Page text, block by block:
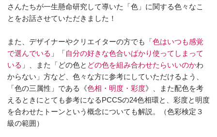
さんたちが一生懸命研究して導いた「色」に関する色々なこ
とをお話させていただきました！
また、デザイナーやクリエイターの方でも「色はいつも感覚
で選んでいる 」「自分の好きな色合いばかり使ってしまって
いる 」、また「どの色と どの色を組み合わせたらいいのかわ
からない」方など、色々な方に参考にしていただけるよう、
「色の三属性」である《色相・明度・彩度》、また配色を考
えるときにとても参考になるPCCSの24色相環と、彩度と明度
を合わせたトーンという概念についても解説。（色彩検定３
級の範囲）